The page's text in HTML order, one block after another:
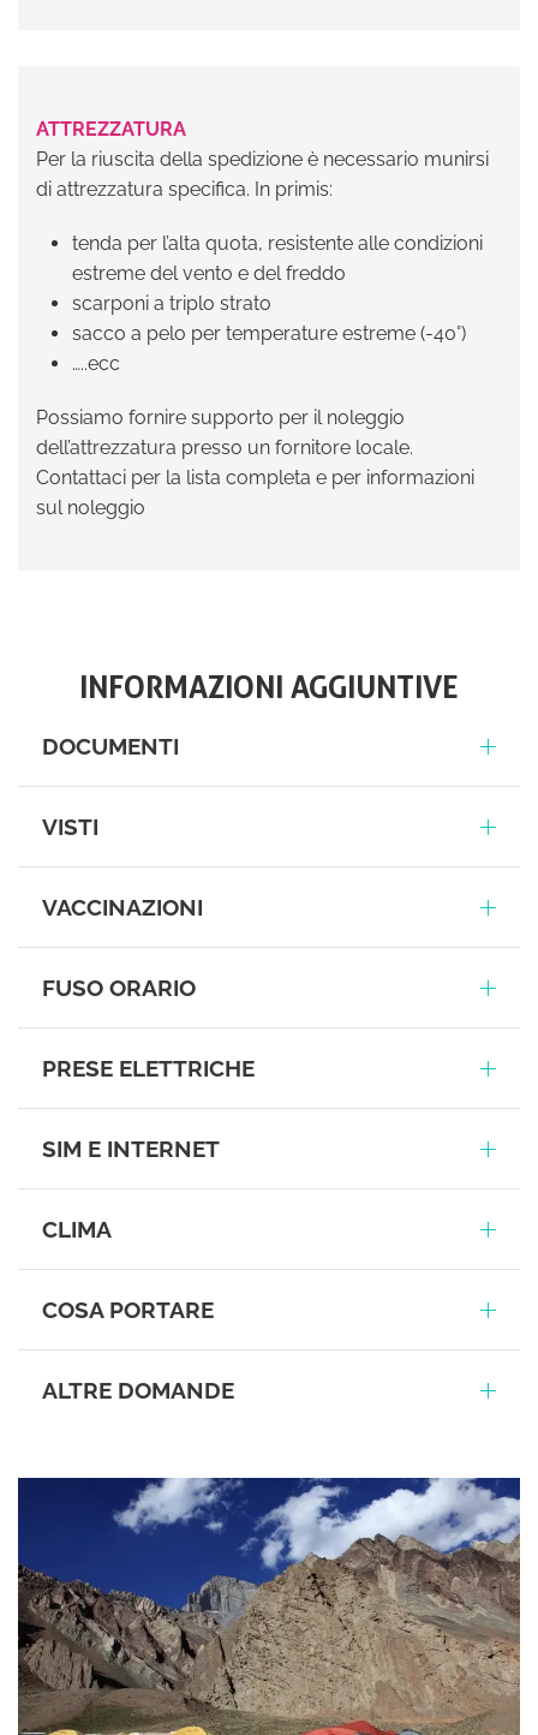
ATTREZZATURA
Per la riuscita della spedizione è necessario munirsi
di attrezzatura specifica. In primis:
tenda per l’alta quota, resistente alle condizioni
estreme del vento e del freddo
scarponi a triplo strato
sacco a pelo per temperature estreme (-40°)
…..ecc
Possiamo fornire supporto per il noleggio
dell’attrezzatura presso un fornitore locale.
Contattaci per la lista completa e per informazioni
sul noleggio
INFORMAZIONI AGGIUNTIVE
DOCUMENTI
VISTI
VACCINAZIONI
FUSO ORARIO
PRESE ELETTRICHE
SIM E INTERNET
CLIMA
COSA PORTARE
ALTRE DOMANDE